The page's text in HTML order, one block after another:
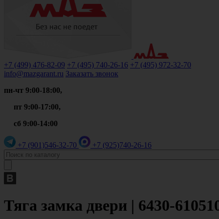
+7 (499) 476-82-09 +7 (495) 740-26-16 +7 (495) 972-32-70
info@mazgarant.ru Заказать звонок
пн-чт 9:00-18:00,
пт 9:00-17:00,
сб 9:00-14:00
+7 (901)546-32-70 +7 (925)740-26-16
Тяга замка двери | 6430-